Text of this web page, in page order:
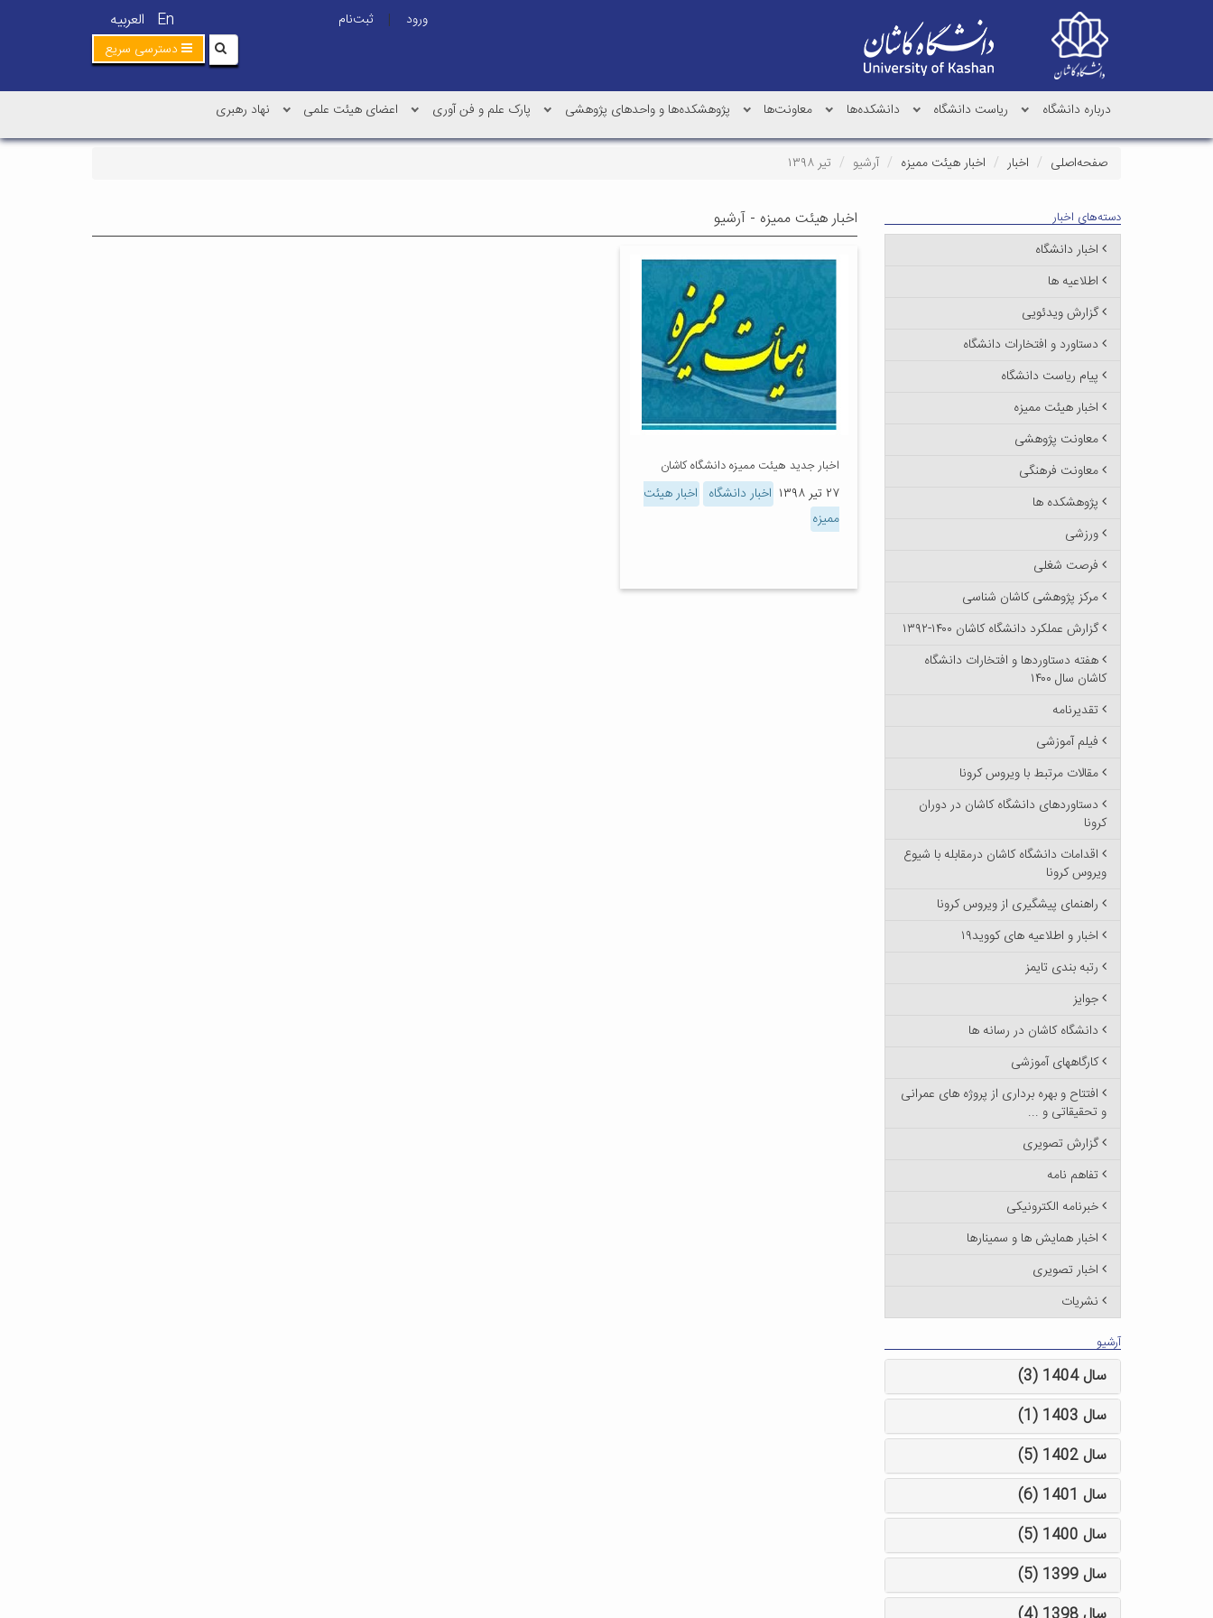
En العربیه ورود |
ثبت‌نام
دسترسی سریع
درباره دانشگاه ریاست دانشگاه دانشکده‌ها معاونت‌ها پژوهشکده‌ها و واحدهای پژوهشی پارک علم و فن آوری اعضای هیئت علمی نهاد رهبری
صفحه‌اصلی اخبار اخبار هیئت ممیزه آرشیو تیر ۱۳۹۸
اخبار هیئت ممیزه - آرشیو
اخبار جدید هیئت ممیزه دانشگاه کاشان
۲۷ تیر ۱۳۹۸ اخبار دانشگاه اخبار هیئت
ممیزه
دسته‌های اخبار
اخبار دانشگاه
اطلاعیه ها
گزارش ویدئویی
دستاورد و افتخارات دانشگاه
پیام ریاست دانشگاه
اخبار هیئت ممیزه
معاونت پژوهشی
معاونت فرهنگی
پژوهشکده ها
ورزشی
فرصت شغلی
مرکز پژوهشی کاشان شناسی
گزارش عملکرد دانشگاه کاشان ۱۴۰۰-۱۳۹۲
هفته دستاوردها و افتخارات دانشگاه
کاشان سال ۱۴۰۰
تقدیرنامه
فیلم آموزشی
مقالات مرتبط با ویروس کرونا
دستاوردهای دانشگاه کاشان در دوران
کرونا
اقدامات دانشگاه کاشان درمقابله با شیوع
ویروس کرونا
راهنمای پیشگیری از ویروس کرونا
اخبار و اطلاعیه های کووید۱۹
رتبه بندی تایمز
جوایز
دانشگاه کاشان در رسانه ها
کارگاههای آموزشی
افتتاح و بهره برداری از پروژه های عمرانی
و تحقیقاتی و ...
گزارش تصویری
تفاهم نامه
خبرنامه الکترونیکی
اخبار همایش ها و سمینارها
اخبار تصویری
نشریات
آرشیو
سال 1404 (3)
سال 1403 (1)
سال 1402 (5)
سال 1401 (6)
سال 1400 (5)
سال 1399 (5)